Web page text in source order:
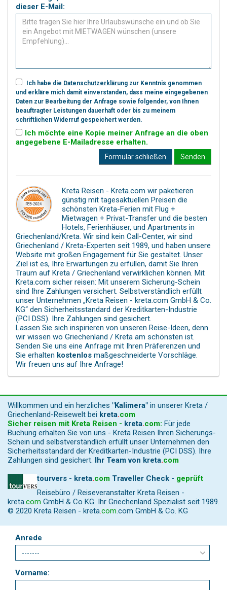
dieser E-Mail:
Ich habe die Datenschutzerklärung zur Kenntnis genommen
und erkläre mich damit einverstanden, dass meine eingegebenen
Daten zur Bearbeitung der Anfrage sowie folgender, von Ihnen
beauftragter Leistungen dauerhaft oder bis zu meinem
schriftlichen Widerruf gespeichert werden.
Ich möchte eine Kopie meiner Anfrage an die oben
angegebene E-Mailadresse erhalten.
Formular schließen Senden
Kreta Reisen - Kreta.com wir paketieren
günstig mit tagesaktuellen Preisen die
schönsten Kreta-Ferien mit Flug +
Mietwagen + Privat-Transfer und die besten
Hotels, Ferienhäuser, und Apartments in
Griechenland/Kreta. Wir sind kein Call-Center, wir sind
Griechenland / Kreta-Experten seit 1989, und haben unsere
Website mit großen Engagement für Sie gestaltet. Unser
Ziel ist es, Ihre Erwartungen zu erfüllen, damit Sie Ihren
Traum auf Kreta / Griechenland verwirklichen können. Mit
Kreta.com sicher reisen: Mit unserem Sicherung-Schein
sind Ihre Zahlungen versichert. Selbstverständlich erfüllt
unser Unternehmen „Kreta Reisen - kreta.com GmbH & Co.
KG“ den Sicherheitsstandard der Kreditkarten-Industrie
(PCI DSS). Ihre Zahlungen sind gesichert.
Lassen Sie sich inspirieren von unseren Reise-Ideen, denn
wir wissen wo Griechenland / Kreta am schönsten ist.
Senden Sie uns eine Anfrage mit Ihren Präferenzen und
Sie erhalten kostenlos maßgeschneiderte Vorschläge.
Wir freuen uns auf Ihre Anfrage!
Willkommen und ein herzliches "Kalimera" in unserer Kreta /
Griechenland-Reisewelt bei kreta.com
Sicher reisen mit Kreta Reisen - kreta.com: Für jede
Buchung erhalten Sie von uns - Kreta Reisen Ihren Sicherungs-
Schein und selbstverständlich erfüllt unser Unternehmen den
Sicherheitsstandard der Kreditkarten-Industrie (PCI DSS). Ihre
Zahlungen sind gesichert. Ihr Team von kreta.com
tourvers - kreta.com Traveller Check - geprüft
Reisebüro / Reiseveranstalter Kreta Reisen -
kreta.com GmbH & Co KG. Ihr Griechenland Spezialist seit 1989.
© 2020 Kreta Reisen - kreta.com.com GmbH & Co. KG
Anrede
Vorname: